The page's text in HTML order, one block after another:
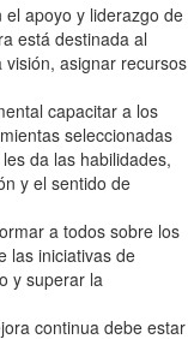
el apoyo y liderazgo de
está destinada al
asignar recursos
capacitar a los
seleccionadas
da las habilidades,
y el sentido de
a todos sobre los
las iniciativas de
y superar la
continua debe estar